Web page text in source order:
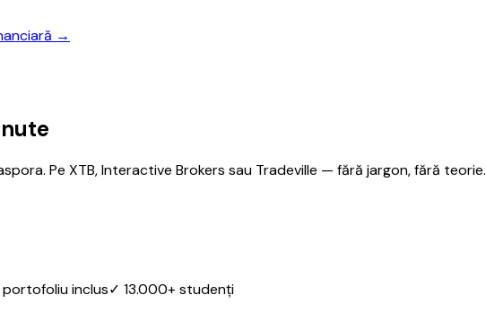
→
Pe XTB, Interactive Brokers sau Tradeville — fără jargon, fără teorie.
portofoliu inclus✓ 13.000+ studenți